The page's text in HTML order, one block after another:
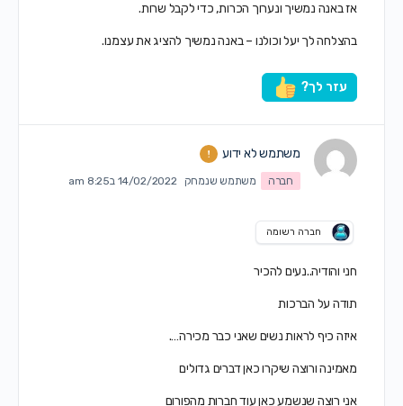
אז באנה נמשיך ונערוך הכרות, כדי לקבל שרות.
בהצלחה לך יעל וכולנו – באנה נמשיך להציג את עצמנו.
עזר לך?
משתמש לא ידוע
חברה משתמש שנמחק 14/02/2022 ב8:25 am
חברה רשומה
חני והודיה..נעים להכיר
תודה על הברכות
איזה כיף לראות נשים שאני כבר מכירה….
מאמינה ורוצה שיקרו כאן דברים גדולים
אני רוצה שנשמע כאן עוד חברות מהפורום